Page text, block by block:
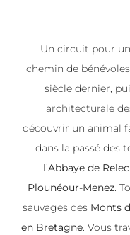
Un circuit pour
chemin de
siècle dernier,
architecturale
découvrir un animal
dans la passé des
l’Abbaye de Relec
Plounéour-Menez.
sauvages des Monts
en Bretagne. Vous